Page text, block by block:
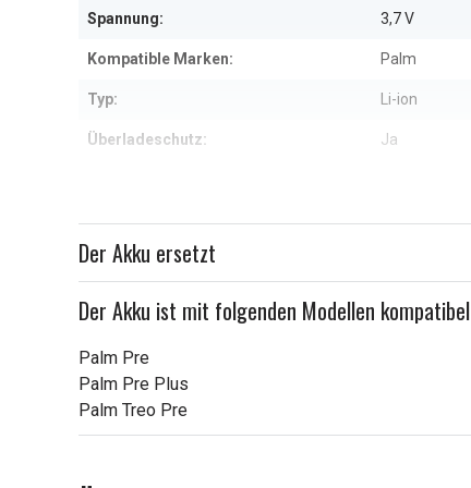
Spannung: 3,7 V
Kompatible Marken: Palm
Typ: Li-ion
Überladeschutz: Ja
Kapazität: 2250 mAh
Der Akku ersetzt
Der Akku ist mit folgenden Modellen kompatibel
Palm Pre
Palm Pre Plus
Palm Treo Pre